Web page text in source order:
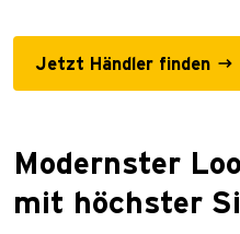
Jetzt Händler finden
Modernster
mit höchster